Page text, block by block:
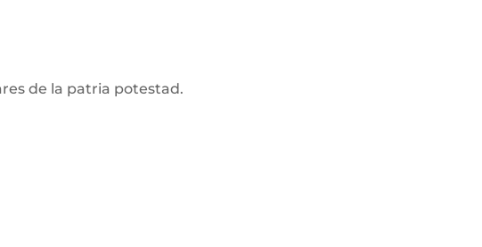
de la patria potestad.